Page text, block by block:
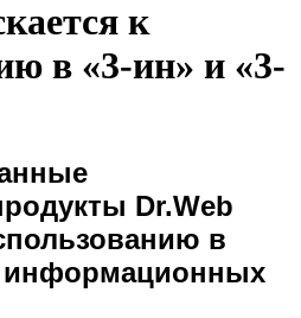
к
в «3-ин» и «3-
Dr.Web
в
информационных